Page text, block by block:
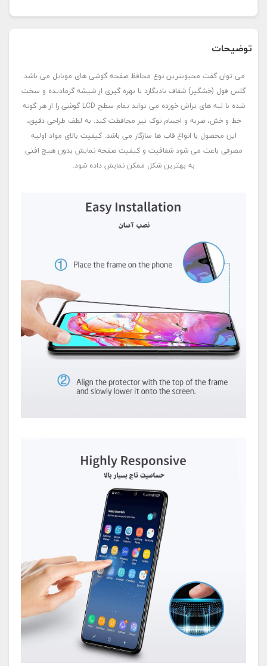
توضیحات
می توان گفت محبوبترین نوع محافظ صفحه گوشی های موبایل می باشد.
گلس فول (خشگیر) شفاف بادیگارد با بهره گیری از شیشه گرمادیده و سخت
شده با لبه های تراش خورده می تواند تمام سطح LCD گوشی را از هر گونه
خط و خش، ضربه و اجسام نوک تیز محافظت کند. به لطف طراحی دقیق،
این محصول با انواع قاب ها سازگار می باشد. کیفیت بالای مواد اولیه
مصرفی باعث می شود شفافیت و کیفیت صفحه نمایش بدون هیچ افتی
به بهترین شکل ممکن نمایش داده شود.